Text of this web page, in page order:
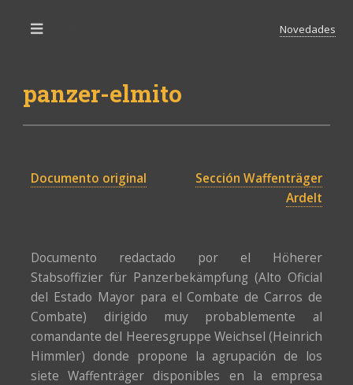
panzer-elmito
Novedades
Documento original
Sección Waffenträger
Ardelt
Documento redactado por el Höherer
Stabsoffizier für Panzerbekämpfung (Alto Oficial
del Estado Mayor para el Combate de Carros de
Combate) dirigido muy probablemente al
comandante del Heeresgruppe Weichsel (Heinrich
Himmler) donde propone la agrupación de los
siete Waffenträger disponibles en la empresa